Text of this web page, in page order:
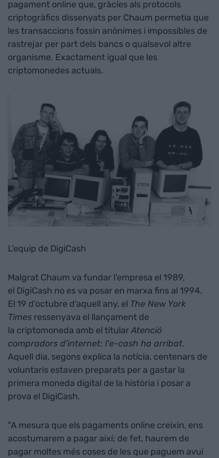
pagament online que, gràcies als protocols
criptogràfics dissenyats per Chaum permetia que
les transaccions fossin anònimes i impossibles de
rastrejar per part dels bancs o qualsevol altre
organisme. Exactament igual que les
criptomonedes actuals.
L'equip de DigiCash
Malgrat Chaum va fundar l'empresa el 1989,
el DigiCash no es va posar en marxa fins al 1994.
El 19 d'octubre d'aquell any, el The New York
Times ressenyava el llançament de
la criptomoneda amb el titularAtenció
compradors d'internet: l'e-cash ha arribat.
Aquell dia, segons explica la notícia, centenars de
voluntaris estaven preparats per a gastar la
primera moneda digital de la història i posar a
prova el DigiCash.
"A mesura que els pagaments online creixin, ens
acostumarem a pagar així; de fet, haurem de
pagar moltes més coses de les que paguem avui